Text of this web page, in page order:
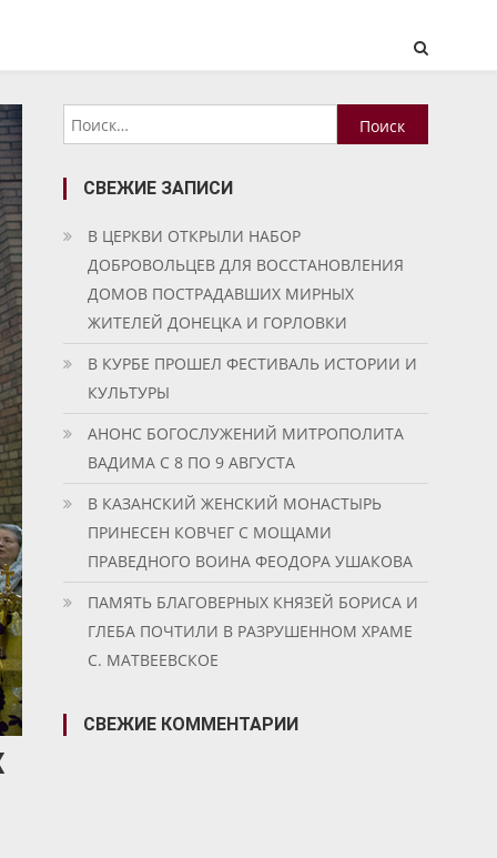
Найти:
СВЕЖИЕ ЗАПИСИ
В ЦЕРКВИ ОТКРЫЛИ НАБОР
ДОБРОВОЛЬЦЕВ ДЛЯ ВОССТАНОВЛЕНИЯ
ДОМОВ ПОСТРАДАВШИХ МИРНЫХ
ЖИТЕЛЕЙ ДОНЕЦКА И ГОРЛОВКИ
В КУРБЕ ПРОШЕЛ ФЕСТИВАЛЬ ИСТОРИИ И
КУЛЬТУРЫ
АНОНС БОГОСЛУЖЕНИЙ МИТРОПОЛИТА
ВАДИМА С 8 ПО 9 АВГУСТА
В КАЗАНСКИЙ ЖЕНСКИЙ МОНАСТЫРЬ
ПРИНЕСЕН КОВЧЕГ С МОЩАМИ
ПРАВЕДНОГО ВОИНА ФЕОДОРА УШАКОВА
ПАМЯТЬ БЛАГОВЕРНЫХ КНЯЗЕЙ БОРИСА И
ГЛЕБА ПОЧТИЛИ В РАЗРУШЕННОМ ХРАМЕ
С. МАТВЕЕВСКОЕ
СВЕЖИЕ КОММЕНТАРИИ